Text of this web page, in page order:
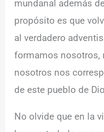
mundanal además
propósito es que
al verdadero
formamos nosotros,
nosotros nos
de este pueblo de
No olvide que en la